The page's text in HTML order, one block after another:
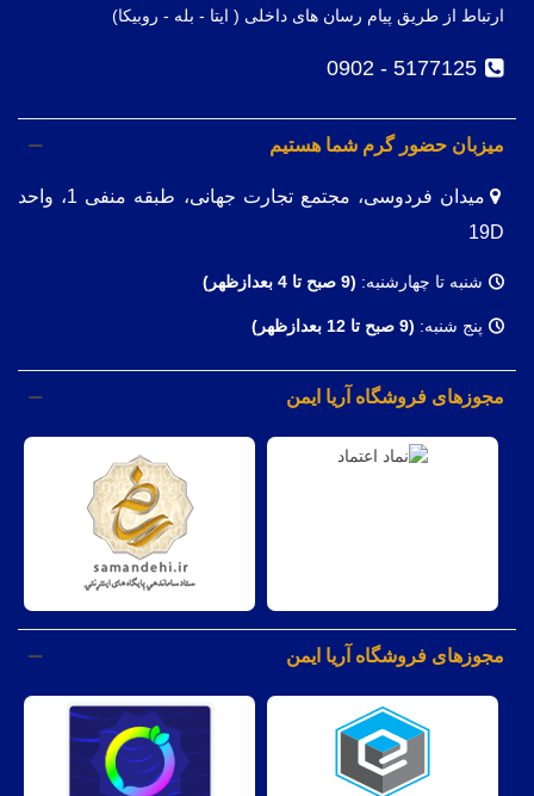
ارتباط از طریق پیام رسان های داخلی ( ایتا - بله - روبیکا)
5177125 - 0902
میزبان حضور گرم شما هستیم
میدان فردوسی، مجتمع تجارت جهانی، طبقه منفی 1، واحد
19D
شنبه تا چهارشنبه: (9 صبح تا 4 بعدازظهر)
پنج شنبه: (9 صبح تا 12 بعدازظهر)
مجوزهای فروشگاه آریا ایمن
مجوزهای فروشگاه آریا ایمن